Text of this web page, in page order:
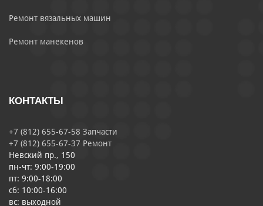
Ремонт вязальных машин
Ремонт манекенов
КОНТАКТЫ
+7 (812) 655-67-58 Запчасти
+7 (812) 655-67-37 Ремонт
Невский пр., 150
пн-чт: 9:00-19:00
пт: 9:00-18:00
сб: 10:00-16:00
вс: выходной